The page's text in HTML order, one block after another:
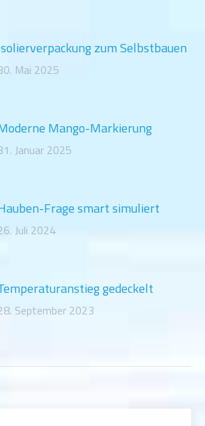
zum Selbstbauen
Mai 2025
Mango-Markierung
Januar 2025
Frage smart simuliert
Juli 2024
gedeckelt
September 2023